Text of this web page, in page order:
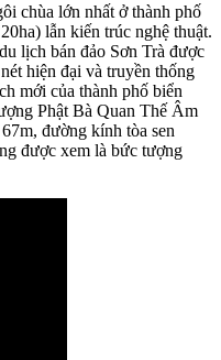
chùa lớn nhất ở thành phố
lẫn kiến trúc nghệ thuật.
lịch bán đảo Sơn Trà được
hiện đại và truyền thống
mới của thành phố biển
Phật Bà Quan Thế Âm
đường kính tòa sen
được xem là bức tượng